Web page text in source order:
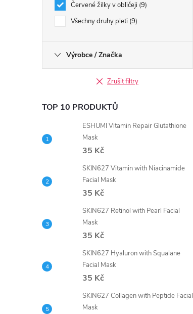
Červené žilky v obličeji 9
Všechny druhy pleti 9
Výrobce / Značka
Zrušit filtry
TOP 10 PRODUKTŮ
ESHUMI Vitamin Repair Glutathione
Mask
35 Kč
SKIN627 Vitamin with Niacinamide
Facial Mask
35 Kč
SKIN627 Retinol with Pearl Facial
Mask
35 Kč
SKIN627 Hyaluron with Squalane
Facial Mask
35 Kč
SKIN627 Collagen with Peptide Facial
Mask